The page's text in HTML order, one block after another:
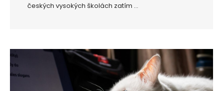
českých vysokých školách zatím ...